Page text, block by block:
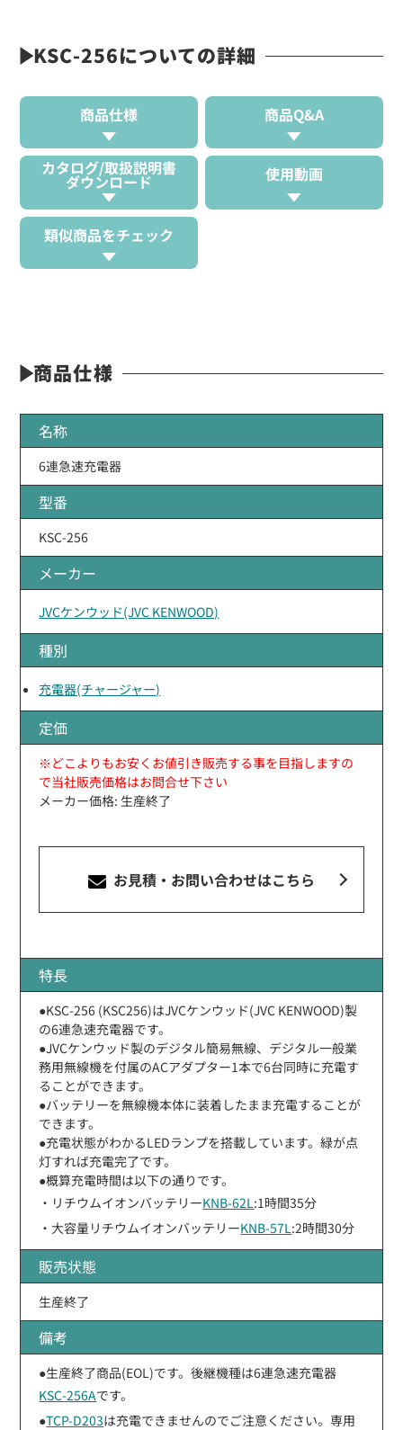
KSC-256についての詳細
商品仕様 商品Q&A
カタログ/取扱説明書
ダウンロード 使用動画
類似商品をチェック
商品仕様
名称
6連急速充電器
型番
KSC-256
メーカー
JVCケンウッド(JVC KENWOOD)
種別
充電器(チャージャー)
定価
※どこよりもお安くお値引き販売する事を目指しますの
で当社販売価格はお問合せ下さい
メーカー価格: 生産終了
お見積・お問い合わせはこちら
特長
●KSC-256 (KSC256)はJVCケンウッド(JVC KENWOOD)製
の6連急速充電器です。
●JVCケンウッド製のデジタル簡易無線、デジタル一般業
務用無線機を付属のACアダプター1本で6台同時に充電す
ることができます。
●バッテリーを無線機本体に装着したまま充電することが
できます。
●充電状態がわかるLEDランプを搭載しています。緑が点
灯すれば充電完了です。
●概算充電時間は以下の通りです。
・リチウムイオンバッテリーKNB-62L:1時間35分
・大容量リチウムイオンバッテリーKNB-57L:2時間30分
販売状態
生産終了
備考
●生産終了商品(EOL)です。後継機種は6連急速充電器
KSC-256Aです。
●TCP-D203は充電できませんのでご注意ください。専用